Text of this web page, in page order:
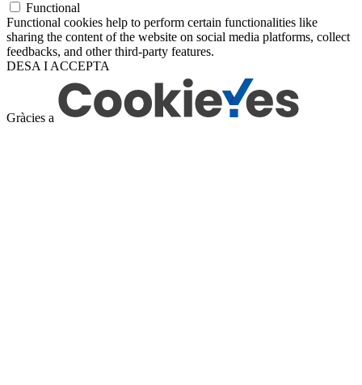
Functional
Functional cookies help to perform certain functionalities like
sharing the content of the website on social media platforms, collect
feedbacks, and other third-party features.
DESA I ACCEPTA
Gràcies a